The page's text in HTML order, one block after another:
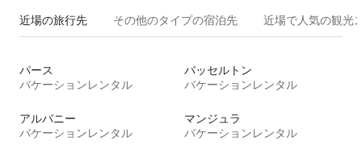
近場の旅行先 その他のタ⁠イ⁠プ⁠の宿⁠泊⁠先 近場で人気の観光
パース
バケーションレンタル
バッセルトン
バケーションレンタル
アルバニー
バケーションレンタル
マンジュラ
バケーションレンタル